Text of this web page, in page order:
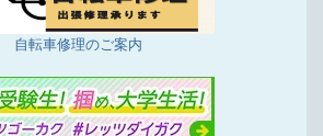
自転車修理のご案内